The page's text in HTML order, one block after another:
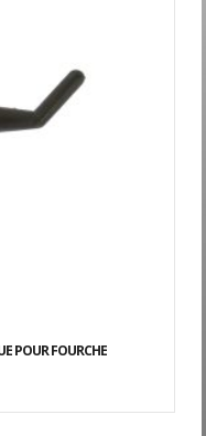
POUR FOURCHE